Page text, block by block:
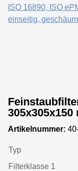
305x305x150
80%,
einseitig,
Artikelnummer:
Typ
Filterklasse 1